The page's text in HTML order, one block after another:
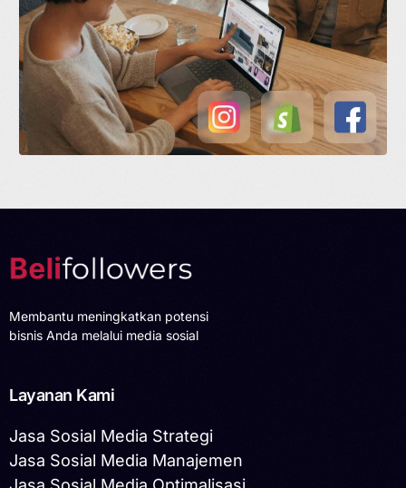
Membantu meningkatkan potensi
bisnis Anda melalui media sosial
Layanan Kami
Jasa Sosial Media Strategi
Jasa Sosial Media Manajemen